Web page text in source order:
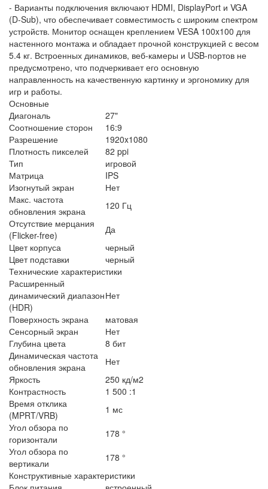
- Варианты подключения включают HDMI, DisplayPort и VGA
(D-Sub), что обеспечивает совместимость с широким спектром
устройств. Монитор оснащен креплением VESA 100x100 для
настенного монтажа и обладает прочной конструкцией с весом
5.4 кг. Встроенных динамиков, веб-камеры и USB-портов не
предусмотрено, что подчеркивает его основную
направленность на качественную картинку и эргономику для
игр и работы.
Основные
Диагональ
27"
Соотношение сторон
16:9
Разрешение
1920x1080
Плотность пикселей
82 ppi
Тип
игровой
Матрица
IPS
Изогнутый экран
Нет
Макс. частота
обновления экрана
120 Гц
Отсутствие мерцания
(Flicker-free)
Да
Цвет корпуса
черный
Цвет подставки
черный
Технические характеристики
Расширенный
динамический диапазон
(HDR)
Нет
Поверхность экрана
матовая
Сенсорный экран
Нет
Глубина цвета
8 бит
Динамическая частота
обновления экрана
Нет
Яркость
250 кд/м2
Контрастность
1 500 :1
Время отклика
(MPRT/VRB)
1 мс
Угол обзора по
горизонтали
178 °
Угол обзора по
вертикали
178 °
Конструктивные характеристики